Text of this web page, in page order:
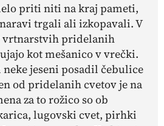
priti niti na kraj pameti,
trgali ali izkopavali. V
vrtnarstvih pridelanih
kot mešanico v vrečki.
neke jeseni posadil čebulice
od pridelanih cvetov je na
za to rožico so ob
lugovski cvet, pirhki